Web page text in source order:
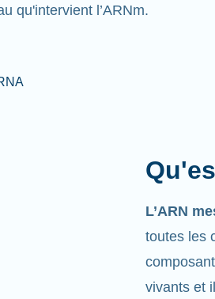
qu'intervient l’ARNm.
L’ARN
toutes les
vivants et